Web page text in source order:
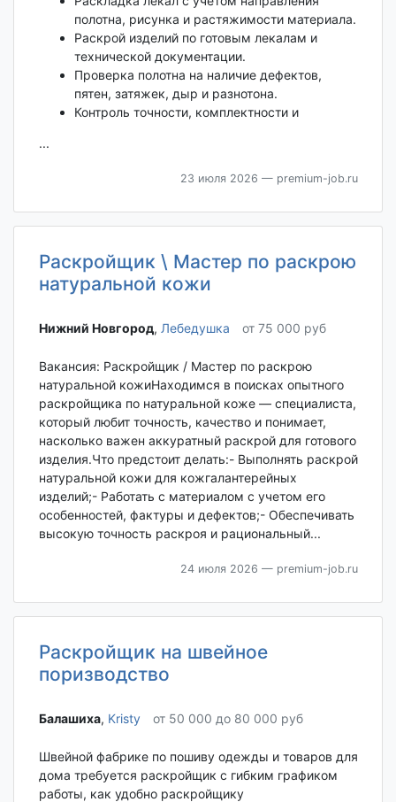
полотна, рисунка и растяжимости материала.
Раскрой изделий по готовым лекалам и
технической документации.
Проверка полотна на наличие дефектов,
пятен, затяжек, дыр и разнотона.
Контроль точности, комплектности и
...
23 июля 2026 — premium-job.ru
Раскройщик \ Мастер по раскрою
натуральной кожи
Нижний Новгород‎, Лебедушка от 75 000 руб
Вакансия: Раскройщик / Мастер по раскрою
натуральной кожиНаходимся в поисках опытного
раскройщика по натуральной коже — специалиста,
который любит точность, качество и понимает,
насколько важен аккуратный раскрой для готового
изделия.Что предстоит делать:- Выполнять раскрой
натуральной кожи для кожгалантерейных
изделий;- Работать с материалом с учетом его
особенностей, фактуры и дефектов;- Обеспечивать
высокую точность раскроя и рациональный...
24 июля 2026 — premium-job.ru
Раскройщик на швейное
поризводство
Балашиха‎, Kristy от 50 000 до 80 000 руб
Швейной фабрике по пошиву одежды и товаров для
дома требуется раскройщик с гибким графиком
работы, как удобно раскройщику